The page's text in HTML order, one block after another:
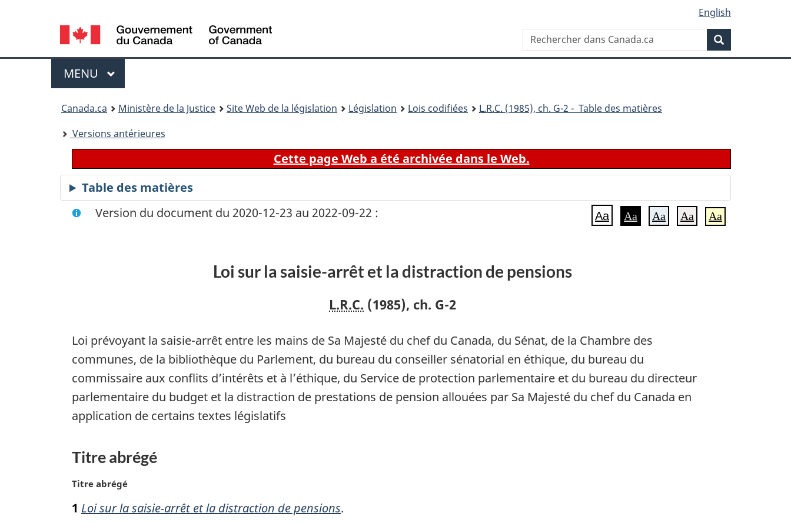
principal
À
site
version
Language
selection
English
Rechercher
dans
Canada.ca
Menu
MENU PRINCIPAL
Canada.ca Ministère de la Justice Site Web de la législation Législation Lois codifiées L.R.C. (1985), ch. G-2 - Table des matières
Versions antérieures
Cette page Web a été archivée dans le Web.
Table des matières
Aa Aa Aa Aa Aa
Version du document du 2020-12-23 au 2022-09-22 :
Loi sur la saisie-arrêt et la distraction de pensions
L.R.C. (1985), ch. G-2
Loi prévoyant la saisie-arrêt entre les mains de Sa Majesté du chef du Canada, du Sénat, de la Chambre des
communes, de la bibliothèque du Parlement, du bureau du conseiller sénatorial en éthique, du bureau du
commissaire aux conflits d’intérêts et à l’éthique, du Service de protection parlementaire et du bureau du directeur
parlementaire du budget et la distraction de prestations de pension allouées par Sa Majesté du chef du Canada en
application de certains textes législatifs
Titre abrégé
N
t
Titre abrégé
1 Loi sur la saisie-arrêt et la distraction de pensions.